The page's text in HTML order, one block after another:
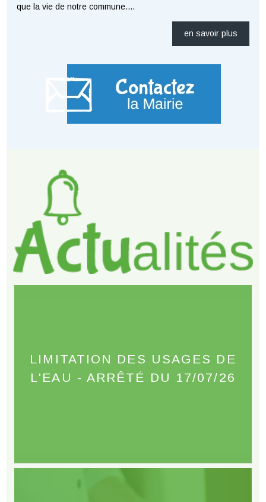
que la vie de notre commune....
en savoir plus
LIMITATION DES USAGES DE
L'EAU - ARRÊTÉ DU 17/07/26